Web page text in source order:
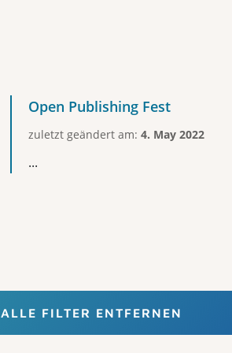
Open Publishing Fest
zuletzt geändert am: 4. May 2022
...
ALLE FILTER ENTFERNEN